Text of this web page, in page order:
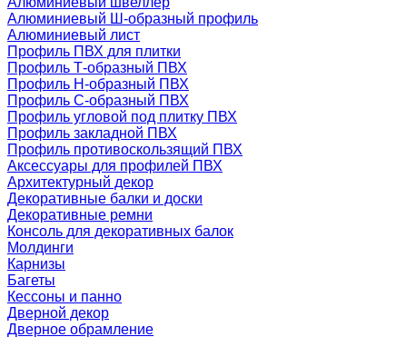
Алюминиевый Ш-образный профиль
Алюминиевый лист
Профиль ПВХ для плитки
Профиль Т-образный ПВХ
Профиль H-образный ПВХ
Профиль C-образный ПВХ
Профиль угловой под плитку ПВХ
Профиль закладной ПВХ
Профиль противоскользящий ПВХ
Аксессуары для профилей ПВХ
Архитектурный декор
Декоративные балки и доски
Декоративные ремни
Консоль для декоративных балок
Молдинги
Карнизы
Багеты
Кессоны и панно
Дверной декор
Дверное обрамление